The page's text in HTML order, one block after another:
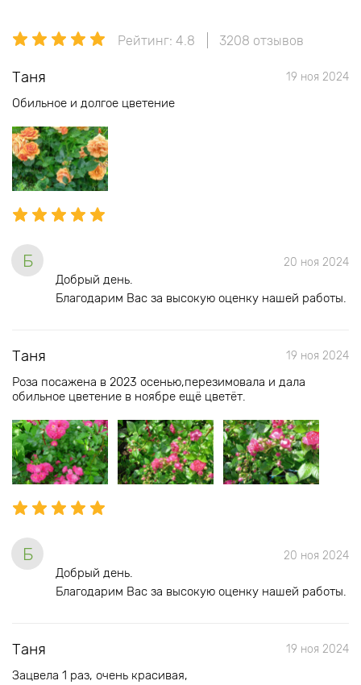
Рейтинг: 4.8 3208 отзывов
Таня 19 ноя 2024
Обильное и долгое цветение
Б 20 ноя 2024
Добрый день.
Благодарим Вас за высокую оценку нашей работы.
Таня 19 ноя 2024
Роза посажена в 2023 осенью,перезимовала и дала
обильное цветение в ноябре ещё цветёт.
Б 20 ноя 2024
Добрый день.
Благодарим Вас за высокую оценку нашей работы.
Таня 19 ноя 2024
Зацвела 1 раз, очень красивая,